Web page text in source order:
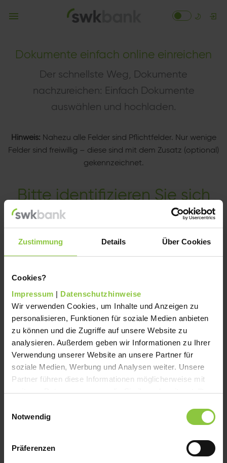
Zustimmung Details Über Cookies
Cookies?
Impressum | Datenschutzhinweise
Wir verwenden Cookies, um Inhalte und Anzeigen zu
personalisieren, Funktionen für soziale Medien anbieten
zu können und die Zugriffe auf unsere Website zu
analysieren. Außerdem geben wir Informationen zu Ihrer
Verwendung unserer Website an unsere Partner für
soziale Medien, Werbung und Analysen weiter. Unsere
Partner führen diese Informationen möglicherweise mit
weiteren Daten zusammen, die Sie ihnen bereitgestellt
gesammelt haben.
Notwendig
Präferenzen
Dokumente einfach online einreichen
Der schnellste Weg, Dokumente
nachzureichen: Einfach Dokumente
auswählen und hochladen.
Hinweis: Nahezu alle Felder sind Pflichtfelder. Nur wenige
Felder sind freiwillig – diese sind mit dem Zusatz (optional)
gekennzeichnet.
Bitte identifizieren Sie sich
Geburtsdatum
Weiter